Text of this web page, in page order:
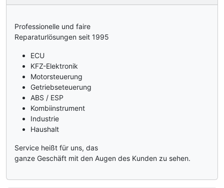
Professionelle und faire
Reparaturlösungen seit 1995
ECU
KFZ-Elektronik
Motorsteuerung
Getriebseteuerung
ABS / ESP
Kombiinstrument
Industrie
Haushalt
Service heißt für uns, das
ganze Geschäft mit den Augen des Kunden zu sehen.